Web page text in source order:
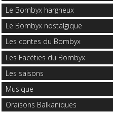
Le Bombyx hargneux
Le Bombyx nostalgique
Les contes du Bombyx
Les Facéties du Bombyx
Les saisons
Musique
Oraisons Balkaniques